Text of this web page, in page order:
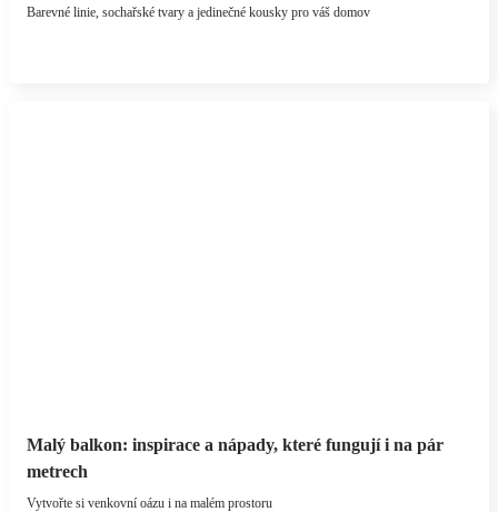
Barevné linie, sochařské tvary a jedinečné kousky pro váš domov
Malý balkon: inspirace a nápady, které fungují i na pár
metrech
Vytvořte si venkovní oázu i na malém prostoru